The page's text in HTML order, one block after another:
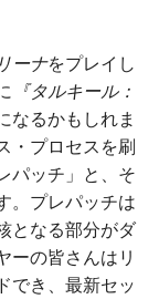
ーナをプレイし
『タルキール：
なるかもしれま
・プロセスを刷
パッチ」と、そ
。プレパッチは
となる部分がダ
ーの皆さんはリ
でき、最新セッ